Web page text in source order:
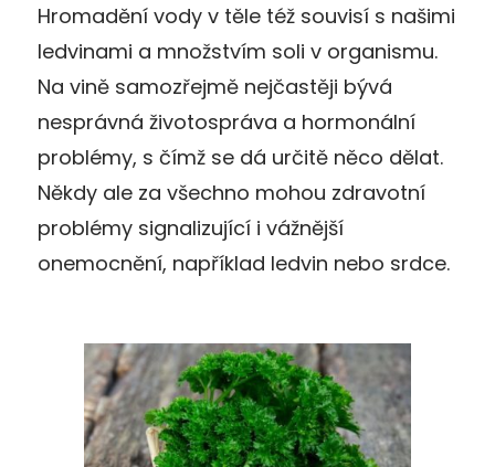
Hromadění vody v těle též souvisí s našimi
ledvinami a množstvím soli v organismu.
Na vině samozřejmě nejčastěji bývá
nesprávná životospráva a hormonální
problémy, s čímž se dá určitě něco dělat.
Někdy ale za všechno mohou zdravotní
problémy signalizující i vážnější
onemocnění, například ledvin nebo srdce.